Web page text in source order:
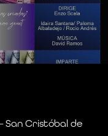
San Cristóbal de